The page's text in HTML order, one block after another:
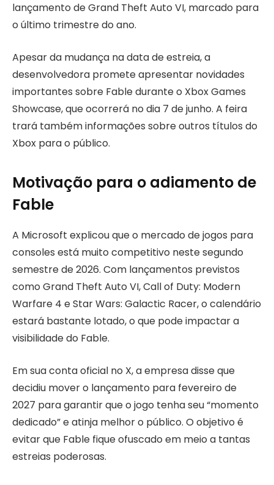
lançamento de Grand Theft Auto VI, marcado para
o último trimestre do ano.
Apesar da mudança na data de estreia, a
desenvolvedora promete apresentar novidades
importantes sobre Fable durante o Xbox Games
Showcase, que ocorrerá no dia 7 de junho. A feira
trará também informações sobre outros títulos do
Xbox para o público.
Motivação para o adiamento de
Fable
A Microsoft explicou que o mercado de jogos para
consoles está muito competitivo neste segundo
semestre de 2026. Com lançamentos previstos
como Grand Theft Auto VI, Call of Duty: Modern
Warfare 4 e Star Wars: Galactic Racer, o calendário
estará bastante lotado, o que pode impactar a
visibilidade do Fable.
Em sua conta oficial no X, a empresa disse que
decidiu mover o lançamento para fevereiro de
2027 para garantir que o jogo tenha seu “momento
dedicado” e atinja melhor o público. O objetivo é
evitar que Fable fique ofuscado em meio a tantas
estreias poderosas.